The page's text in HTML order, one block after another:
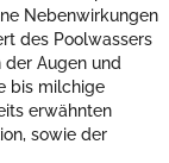
Nebenwirkungen
des Poolwassers
Augen und
bis milchige
erwähnten
sowie der